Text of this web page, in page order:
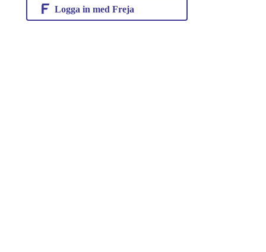
Logga in med Freja